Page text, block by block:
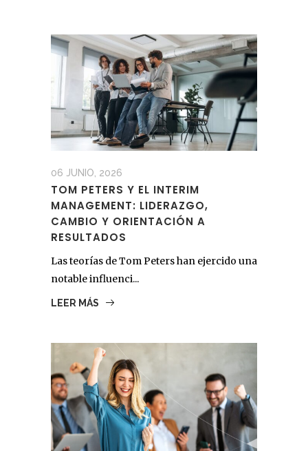
06 JUNIO, 2026
TOM PETERS Y EL INTERIM
MANAGEMENT: LIDERAZGO,
CAMBIO Y ORIENTACIÓN A
RESULTADOS
Las teorías de Tom Peters han ejercido una
notable influenci...
LEER MÁS